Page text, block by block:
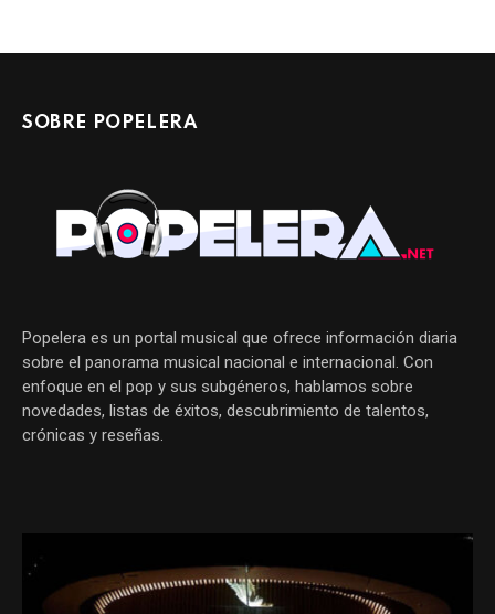
SOBRE POPELERA
Popelera es un portal musical que ofrece información diaria
sobre el panorama musical nacional e internacional. Con
enfoque en el pop y sus subgéneros, hablamos sobre
novedades, listas de éxitos, descubrimiento de talentos,
crónicas y reseñas.